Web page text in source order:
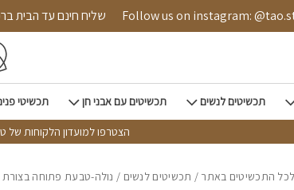
Follow us on instagram: @tao.style שליח חינם עד הבית
תכשיטים לנשים תכשיטים עם אבני חן תכשיטי
הצטרפו למועדון הלקוחות של טאו וקבלו 10%
לכל התכשיטים באתר / תכשיטים לנשים / נולה-טבעת פתוחה בצורת